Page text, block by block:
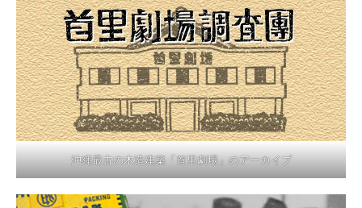
沖縄最古の木造建築「首里劇場」のアーカイブ